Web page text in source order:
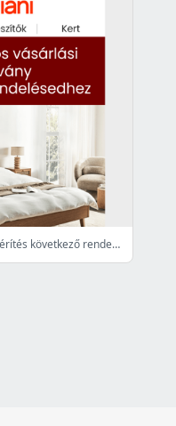
40 000 Ft-os pénzvisszatérítés következő rendelésedhez